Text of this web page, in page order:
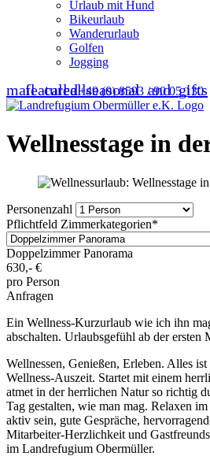
Urlaub mit Hund
Bikeurlaub
Wanderurlaub
Golfen
Jogging
mailfeatured_seasonal_and_gifts
callcall+49 (0) 8593 / 90 05 130
Wellnesstage in
Personenzahl
Pflichtfeld Zimmerkategorien*
Doppelzimmer Panorama
630,- €
pro Person
Anfragen
Ein Wellness-Kurzurlaub wie ich ihn
abschalten. Urlaubsgefühl ab der ersten
Wellnessen, Genießen, Erleben. Alles
Wellness-Auszeit. Startet mit einem
atmet in der herrlichen Natur so richtig
Tag gestalten, wie man mag. Relaxen
aktiv sein, gute Gespräche,
Mitarbeiter-Herzlichkeit und
im Landrefugium Obermüller.